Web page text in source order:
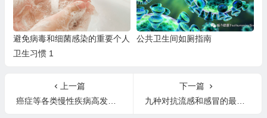
避免病毒和细菌感染的重要个人
卫生习惯 1
公共卫生间如厕指南
上一篇
癌症等各类慢性疾病高发背后的真相
下一篇
九种对抗流感和感冒的最佳药草和补充剂 1